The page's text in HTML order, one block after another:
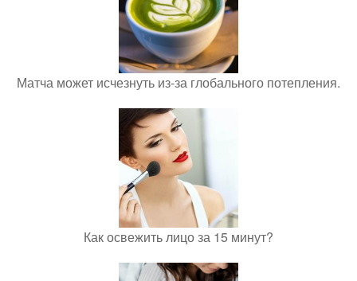
Матча может исчезнуть из-за глобального потепления.
Как освежить лицо за 15 минут?